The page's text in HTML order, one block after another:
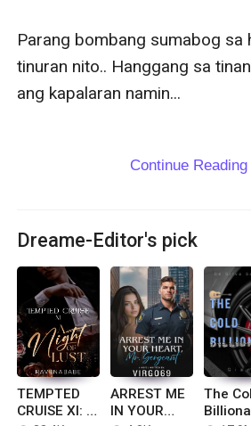
Parang bombang sumabog sa
tinuran nito.. Hanggang sa
ang kapalaran namin...
Continue Reading
Dreame-Editor's pick
TEMPTED
CRUISE XI: A
ARREST ME
IN YOUR
The